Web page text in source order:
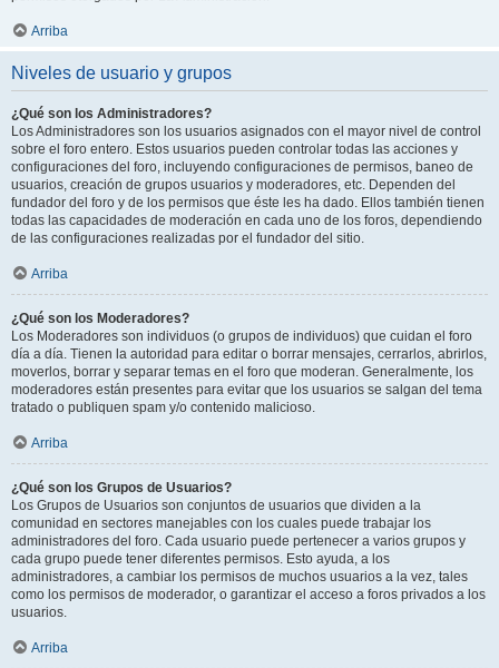
Arriba
Niveles de usuario y grupos
¿Qué son los Administradores?
Los Administradores son los usuarios asignados con el mayor nivel de control
sobre el foro entero. Estos usuarios pueden controlar todas las acciones y
configuraciones del foro, incluyendo configuraciones de permisos, baneo de
usuarios, creación de grupos usuarios y moderadores, etc. Dependen del
fundador del foro y de los permisos que éste les ha dado. Ellos también tienen
todas las capacidades de moderación en cada uno de los foros, dependiendo
de las configuraciones realizadas por el fundador del sitio.
Arriba
¿Qué son los Moderadores?
Los Moderadores son individuos (o grupos de individuos) que cuidan el foro
día a día. Tienen la autoridad para editar o borrar mensajes, cerrarlos, abrirlos,
moverlos, borrar y separar temas en el foro que moderan. Generalmente, los
moderadores están presentes para evitar que los usuarios se salgan del tema
tratado o publiquen spam y/o contenido malicioso.
Arriba
¿Qué son los Grupos de Usuarios?
Los Grupos de Usuarios son conjuntos de usuarios que dividen a la
comunidad en sectores manejables con los cuales puede trabajar los
administradores del foro. Cada usuario puede pertenecer a varios grupos y
cada grupo puede tener diferentes permisos. Esto ayuda, a los
administradores, a cambiar los permisos de muchos usuarios a la vez, tales
como los permisos de moderador, o garantizar el acceso a foros privados a los
usuarios.
Arriba